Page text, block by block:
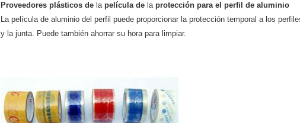
Proveedores plásticos de la película de la protección para el perfil de aluminio
La película de aluminio del perfil puede proporcionar la protección temporal a los
y la junta. Puede también ahorrar su hora para limpiar.